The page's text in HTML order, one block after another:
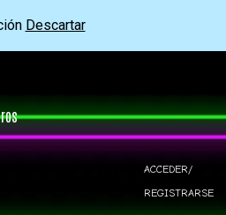
Descartar
ACCEDER/
REGISTRARSE